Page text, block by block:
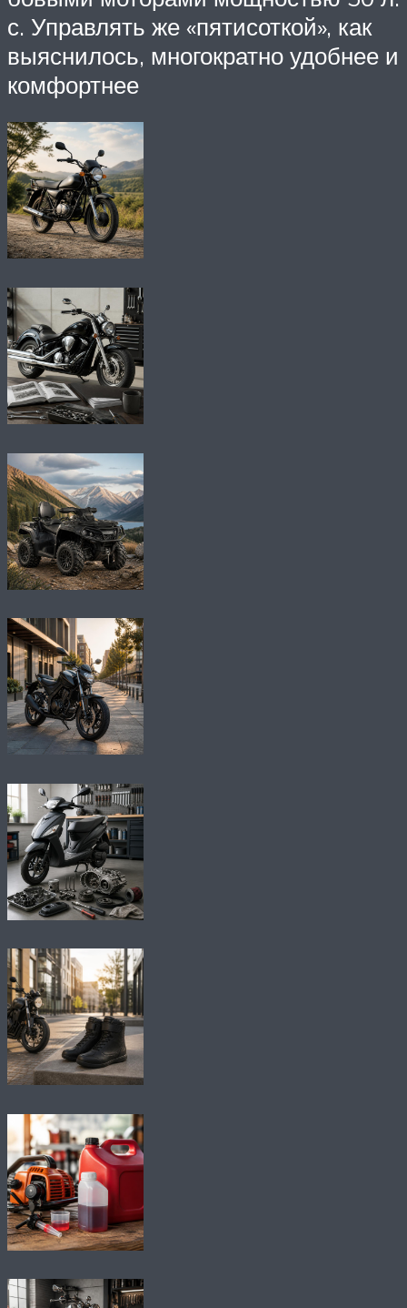
с. Управлять же «пятисоткой», как
выяснилось, многократно удобнее и
комфортнее